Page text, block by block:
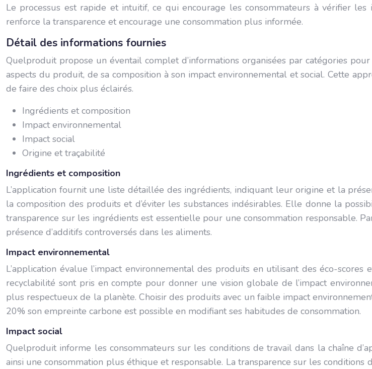
Le processus est rapide et intuitif, ce qui encourage les consommateurs à vérifier les
renforce la transparence et encourage une consommation plus informée.
Détail des informations fournies
Quelproduit propose un éventail complet d’informations organisées par catégories
aspects du produit, de sa composition à son impact environnemental et social. Cette
de faire des choix plus éclairés.
Ingrédients et composition
Impact environnemental
Impact social
Origine et traçabilité
Ingrédients et composition
L’application fournit une liste détaillée des ingrédients, indiquant leur origine et la
la composition des produits et d’éviter les substances indésirables. Elle donne la
transparence sur les ingrédients est essentielle pour une consommation responsable.
présence d’additifs controversés dans les aliments.
Impact environnemental
L’application évalue l’impact environnemental des produits en utilisant des éco-scores
recyclabilité sont pris en compte pour donner une vision globale de l’impact
plus respectueux de la planète. Choisir des produits avec un faible impact
20% son empreinte carbone est possible en modifiant ses habitudes de consommation.
Impact social
Quelproduit informe les consommateurs sur les conditions de travail dans la chaîne
ainsi une consommation plus éthique et responsable. La transparence sur les